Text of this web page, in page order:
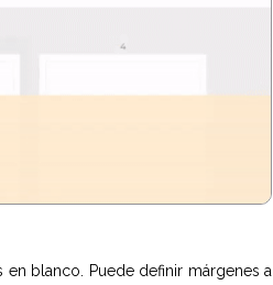
blanco. Puede definir márgenes a